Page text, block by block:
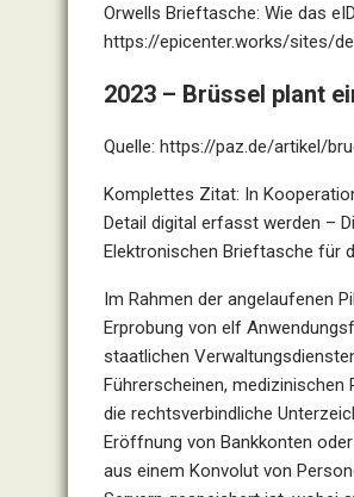
Orwells Brieftasche: Wie das
https://epicenter.works/sites/
2023 – Brüssel plant
Quelle: https://paz.de/artikel/
Komplettes Zitat: In
Detail digital erfasst werden –
Elektronischen Brieftasche für
Im Rahmen der angelaufenen
Erprobung von elf
staatlichen
Führerscheinen, medizinischen
die rechtsverbindliche
Eröffnung von Bankkonten
aus einem Konvolut von